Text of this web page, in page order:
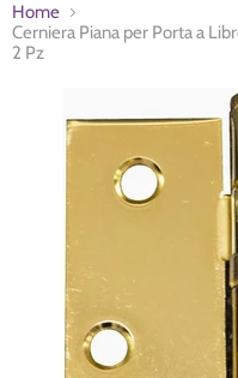
Home
Cerniera Piana per Porta a
2 Pz